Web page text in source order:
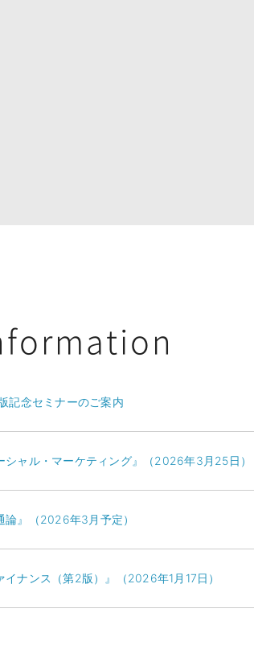
記念セミナーのご案内
シャル・マーケティング』（2026年3月25日）
論』（2026年3月予定）
ナンス（第2版）』（2026年1月17日）